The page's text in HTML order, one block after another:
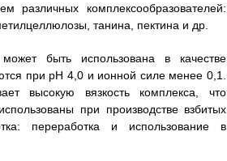
различных комплексообразователей:
танина, пектина и др.
быть использована в качестве
при рН 4,0 и ионной силе менее 0,1.
высокую вязкость комплекса, что
при производстве взбитых
переработка и использование в